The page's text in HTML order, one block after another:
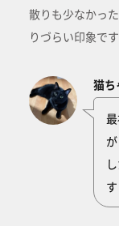
散りも少なかっ
りづらい印象です
猫ち